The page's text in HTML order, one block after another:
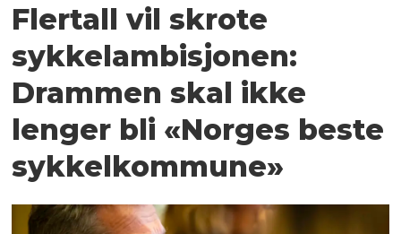
Flertall vil skrote
sykkelambisjonen:
Drammen skal ikke
lenger bli «Norges beste
sykkelkommune»